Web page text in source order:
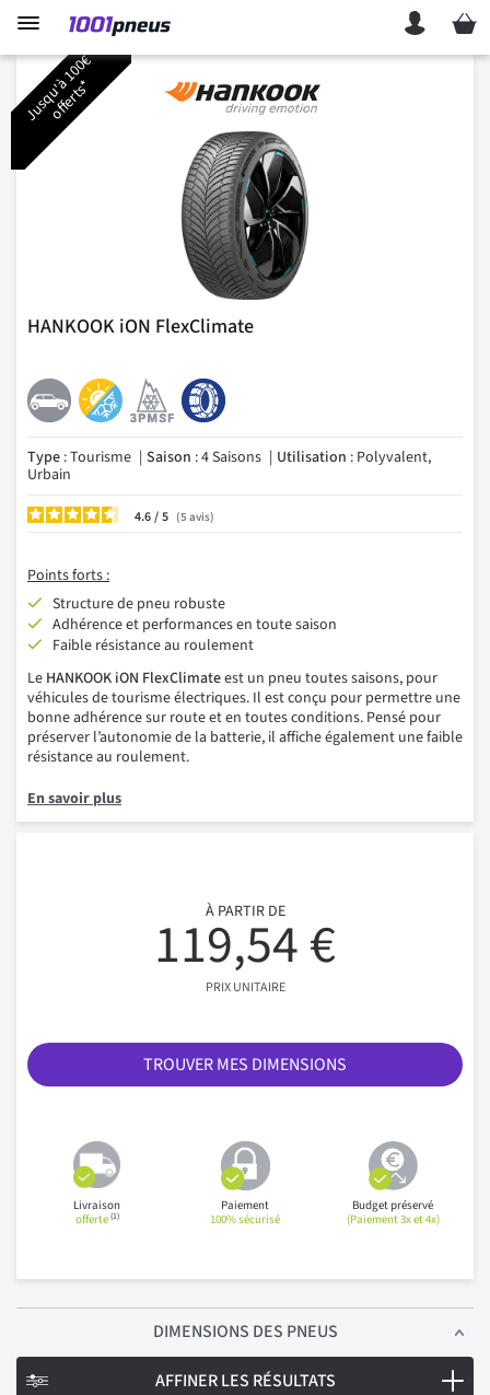
Mon
J
u
s
q
u
'
à
1
0
0
€
o
f
f
e
r
t
s
*
HANKOOK iON FlexClimate
Type : Tourisme Saison : 4 Saisons Utilisation : Polyvalent,
Urbain
4.6/ 5 avis
Points forts :
Structure de pneu robuste
Adhérence et performances en toute saison
Faible résistance au roulement
Le HANKOOK iON FlexClimateest un pneu toutes saisons, pour
véhicules de tourisme électriques. Il est conçu pour permettre une
bonne adhérence sur route et en toutes conditions. Pensé pour
préserver l’autonomie de la batterie, il affiche également une faible
résistance au roulement.
En savoir plus
À PARTIR DE
119,54 €
PRIX UNITAIRE
TROUVER MES DIMENSIONS
Livraison
offerte(1)
Paiement
100% sécurisé
Budget préservé
(Paiement 3x et 4x)
DIMENSIONS DES PNEUS
AFFINER LES RÉSULTATS